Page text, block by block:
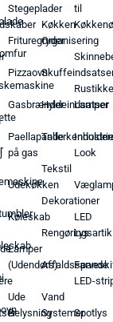
Stegeplader
Frituregryder
Pizzaovn
Gasbrænder
Paellapande
på gas
Udekøkken
Køleskab
Lamper
(Udendørs)
Ude
Belysning
Køkken
Organisering
Hyldeindsatser
Tekstil
Dekorationer
Affaldsspande
Vand
Systemer
til
Rustikke
Lamper
Look
LED
Lys
LED-
Spotlys